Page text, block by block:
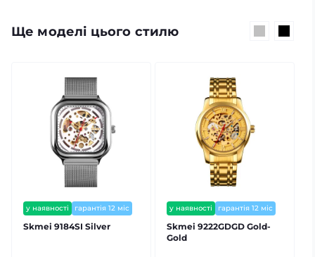
Ще моделі цього стилю
у наявності гарантія 12 міс
Skmei 9184SI Silver
у наявності гарантія 12 міс
Skmei 9222GDGD Gold-
Gold